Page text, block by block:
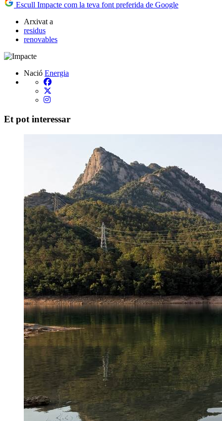
Escull Impacte com la teva font preferida de Google
Arxivat a
residus
renovables
Nació Energia
Et pot interessar